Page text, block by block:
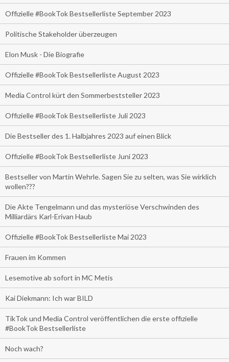
Offizielle #BookTok Bestsellerliste September 2023
Politische Stakeholder überzeugen
Elon Musk - Die Biografie
Offizielle #BookTok Bestsellerliste August 2023
Media Control kürt den Sommerbeststeller 2023
Offizielle #BookTok Bestsellerliste Juli 2023
Die Bestseller des 1. Halbjahres 2023 auf einen Blick
Offizielle #BookTok Bestsellerliste Juni 2023
Bestseller von Martin Wehrle. Sagen Sie zu selten, was Sie wirklich
wollen???
Die Akte Tengelmann und das mysteriöse Verschwinden des
Milliardärs Karl-Erivan Haub
Offizielle #BookTok Bestsellerliste Mai 2023
Frauen im Kommen
Lesemotive ab sofort in MC Metis
Kai Diekmann: Ich war BILD
TikTok und Media Control veröffentlichen die erste offizielle
#BookTok Bestsellerliste
Noch wach?